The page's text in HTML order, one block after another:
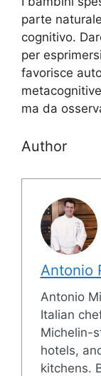
parte
cognitivo.
per
favorisce
ma da
Author
Antonio
Antonio
Italian
Michelin-
hotels,
kitchens.